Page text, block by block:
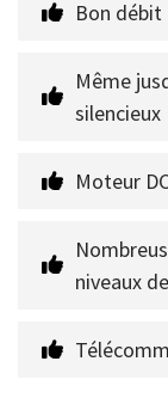
Bon
Même
silencieux
Moteur
niveaux